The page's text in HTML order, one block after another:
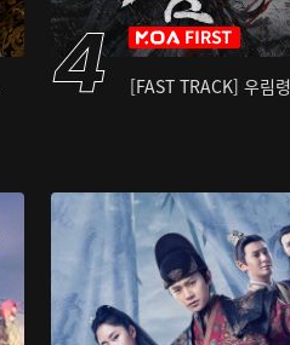
[FAST TRACK] 우림령